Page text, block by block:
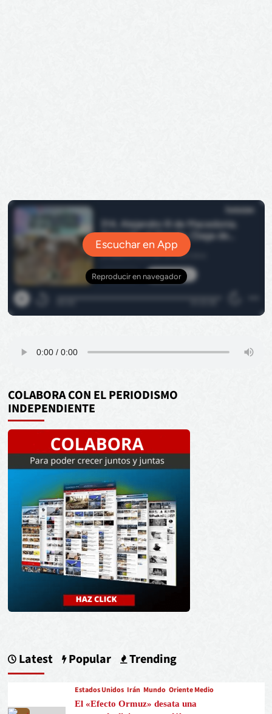
COLABORA CON EL PERIODISMO
INDEPENDIENTE
Latest Popular Trending
Estados Unidos Irán Mundo Oriente Medio
El «Efecto Ormuz» desata una